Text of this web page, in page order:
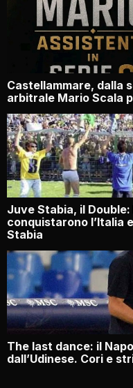
Castellammare, dalla
arbitrale Mario Scala
Juve Stabia, il Double:
conquistarono l’Italia
Stabia
The last dance: il
dall’Udinese. Cori e